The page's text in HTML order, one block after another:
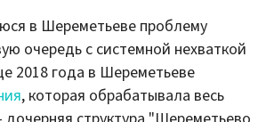
в Шереметьеве проблему
очередь с системной нехваткой
2018 года в Шереметьеве
, которая обрабатывала весь